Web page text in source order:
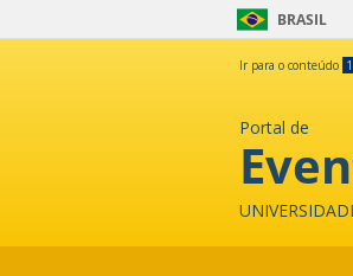
BRASIL
Ir para o conteúdo 1
Portal de